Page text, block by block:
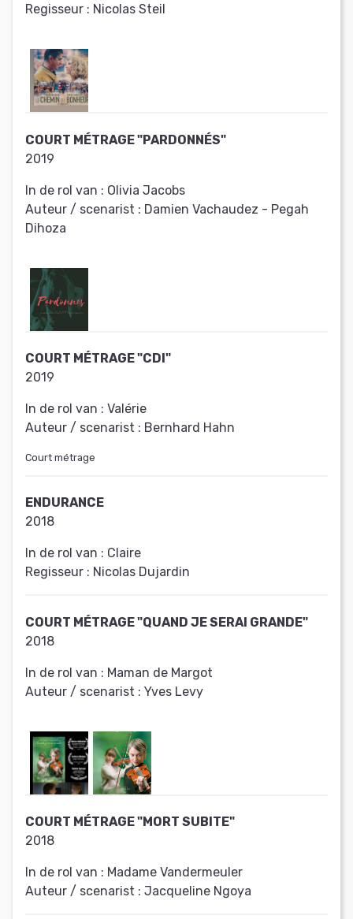
Regisseur : Nicolas Steil
COURT MÉTRAGE "PARDONNÉS"
2019
In de rol van : Olivia Jacobs
Auteur / scenarist : Damien Vachaudez - Pegah
Dihoza
COURT MÉTRAGE "CDI"
2019
In de rol van : Valérie
Auteur / scenarist : Bernhard Hahn
Court métrage
ENDURANCE
2018
In de rol van : Claire
Regisseur : Nicolas Dujardin
COURT MÉTRAGE "QUAND JE SERAI GRANDE"
2018
In de rol van : Maman de Margot
Auteur / scenarist : Yves Levy
COURT MÉTRAGE "MORT SUBITE"
2018
In de rol van : Madame Vandermeuler
Auteur / scenarist : Jacqueline Ngoya